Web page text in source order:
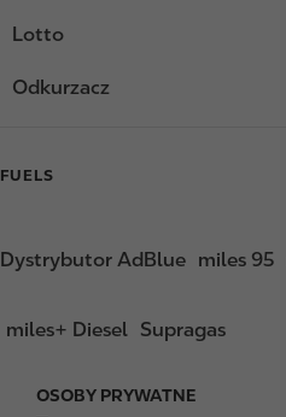
Lotto
Odkurzacz
FUELS
Dystrybutor AdBlue miles 95
miles+ Diesel Supragas
F
OSOBY PRYWATNE